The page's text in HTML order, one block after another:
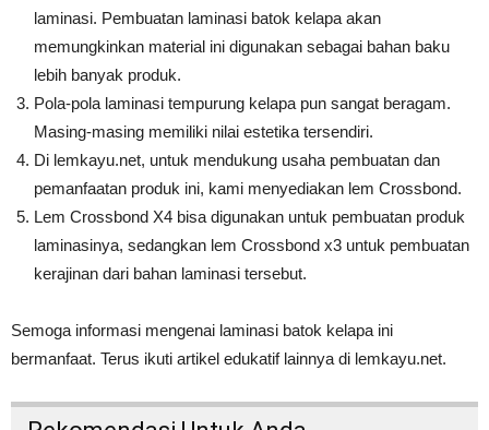
laminasi. Pembuatan laminasi batok kelapa akan
memungkinkan material ini digunakan sebagai bahan baku
lebih banyak produk.
Pola-pola laminasi tempurung kelapa pun sangat beragam.
Masing-masing memiliki nilai estetika tersendiri.
Di lemkayu.net, untuk mendukung usaha pembuatan dan
pemanfaatan produk ini, kami menyediakan lem Crossbond.
Lem Crossbond X4 bisa digunakan untuk pembuatan produk
laminasinya, sedangkan lem Crossbond x3 untuk pembuatan
kerajinan dari bahan laminasi tersebut.
Semoga informasi mengenai laminasi batok kelapa ini
bermanfaat. Terus ikuti artikel edukatif lainnya di lemkayu.net.